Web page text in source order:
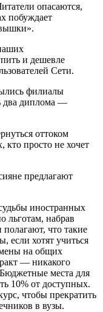
опасаются,
побуждает
и дешевле
Сети.
филиалы
два диплома —
оттоком
кто просто не хочет
иностранных
льготам, набрав
что такие
если хотят учиться
на общих
— никакого
места для
10% от доступных.
чтобы прекратить
в вузы.